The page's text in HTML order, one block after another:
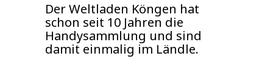
Der Weltladen Köngen hat
schon seit 10 Jahren die
Handysammlung und sind
damit einmalig im Ländle.